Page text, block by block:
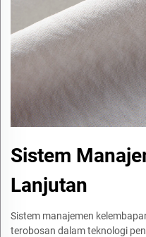
Sistem
Lanjutan
Sistem manajemen
terobosan dalam teknologi